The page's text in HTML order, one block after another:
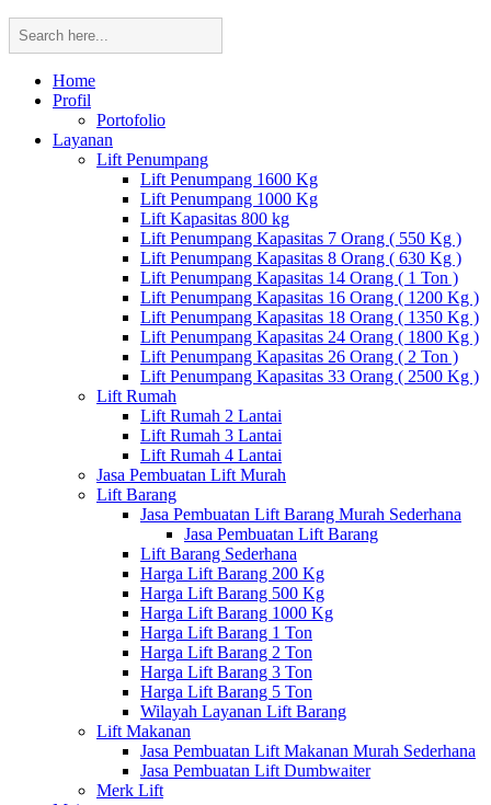
Home
Profil
Portofolio
Layanan
Lift Penumpang
Lift Penumpang 1600 Kg
Lift Penumpang 1000 Kg
Lift Kapasitas 800 kg
Lift Penumpang Kapasitas 7 Orang ( 550 Kg )
Lift Penumpang Kapasitas 8 Orang ( 630 Kg )
Lift Penumpang Kapasitas 14 Orang ( 1 Ton )
Lift Penumpang Kapasitas 16 Orang ( 1200 Kg )
Lift Penumpang Kapasitas 18 Orang ( 1350 Kg )
Lift Penumpang Kapasitas 24 Orang ( 1800 Kg )
Lift Penumpang Kapasitas 26 Orang ( 2 Ton )
Lift Penumpang Kapasitas 33 Orang ( 2500 Kg )
Lift Rumah
Lift Rumah 2 Lantai
Lift Rumah 3 Lantai
Lift Rumah 4 Lantai
Jasa Pembuatan Lift Murah
Lift Barang
Jasa Pembuatan Lift Barang Murah Sederhana
Jasa Pembuatan Lift Barang
Lift Barang Sederhana
Harga Lift Barang 200 Kg
Harga Lift Barang 500 Kg
Harga Lift Barang 1000 Kg
Harga Lift Barang 1 Ton
Harga Lift Barang 2 Ton
Harga Lift Barang 3 Ton
Harga Lift Barang 5 Ton
Wilayah Layanan Lift Barang
Lift Makanan
Jasa Pembuatan Lift Makanan Murah Sederhana
Jasa Pembuatan Lift Dumbwaiter
Merk Lift